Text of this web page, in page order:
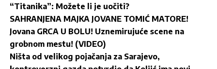
“Titanika”: Možete li je uočiti?
SAHRANJENA MAJKA JOVANE TOMIĆ MATORE!
Jovana GRCA U BOLU! Uznemirujuće scene na
grobnom mestu! (VIDEO)
Ništa od velikog pojačanja za Sarajevo,